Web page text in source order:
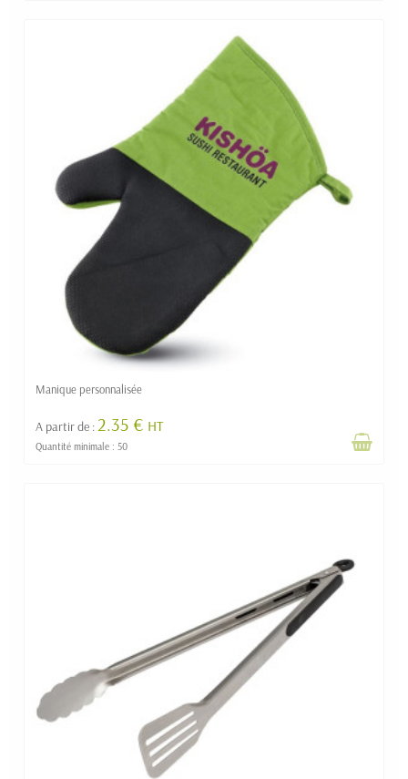
Manique personnalisée
A partir de : 2.35 € HT
Quantité minimale : 50